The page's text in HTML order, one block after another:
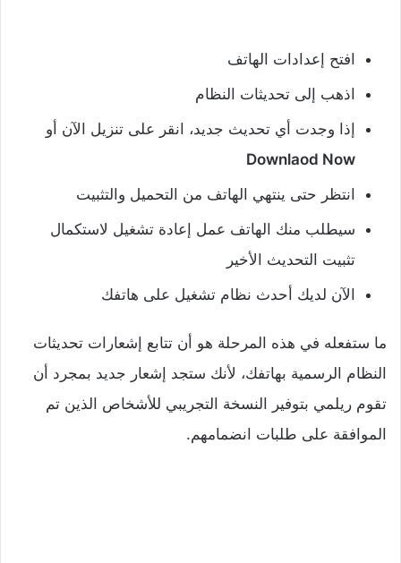
افتح إعدادات الهاتف
اذهب إلى تحديثات النظام
إذا وجدت أي تحديث جديد، انقر على تنزيل الآن أو
Downlaod Now
انتظر حتى ينتهي الهاتف من التحميل والتثبيت
سيطلب منك الهاتف عمل إعادة تشغيل لاستكمال
تثبيت التحديث الأخير
الآن لديك أحدث نظام تشغيل على هاتفك
ما ستفعله في هذه المرحلة هو أن تتابع إشعارات تحديثات
النظام الرسمية بهاتفك، لأنك ستجد إشعار جديد بمجرد أن
تقوم ريلمي بتوفير النسخة التجريبي للأشخاص الذين تم
الموافقة على طلبات انضمامهم.